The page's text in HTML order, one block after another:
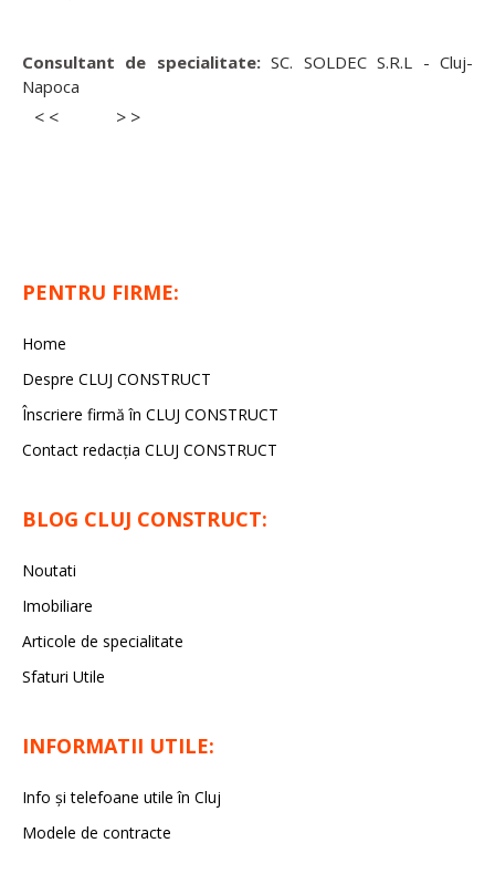
Consultant de specialitate:SC. SOLDEC S.R.L - Cluj-
Napoca
< < > >
PENTRU FIRME:
Home
Despre CLUJ CONSTRUCT
Înscriere firmă în CLUJ CONSTRUCT
Contact redacția CLUJ CONSTRUCT
BLOG CLUJ CONSTRUCT:
Noutati
Imobiliare
Articole de specialitate
Sfaturi Utile
INFORMATII UTILE:
Info și telefoane utile în Cluj
Modele de contracte